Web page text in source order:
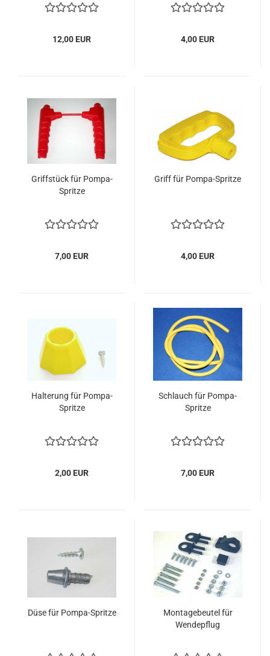
12,00 EUR 4,00 EUR
Griffstück für Pompa-
Spritze
7,00 EUR
Griff für Pompa-Spritze
4,00 EUR
Halterung für Pompa-
Spritze
2,00 EUR
Schlauch für Pompa-
Spritze
7,00 EUR
Düse für Pompa-Spritze
Montagebeutel für
Wendepflug